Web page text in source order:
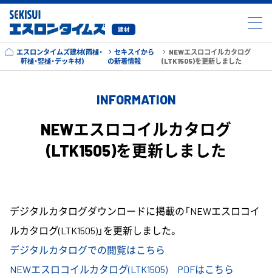
建材
エスロンタイムズ建材(雨樋・
軒樋・竪樋・デッキ材)
セキスイから
の新着情報
NEWエスロコイルカタログ
(LTK1505)を更新しました
INFORMATION
NEWエスロコイルカタログ
(LTK1505)を更新しました
デジタルカタログダウンロードに掲載の「NEWエスロコイ
ルカタログ(LTK1505)」を更新しました。
デジタルカタログでの閲覧はこちら
NEWエスロコイルカタログ(LTK1505) PDFはこちら